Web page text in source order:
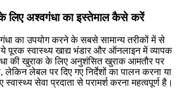
लिए अश्वगंधा का इस्तेमाल कैसे करें
का उपयोग करने के सबसे सामान्य तरीकों में से
पूरक स्वास्थ्य खाद्य भंडार और ऑनलाइन में व्यापक
की खुराक के लिए अनुशंसित खुराक आमतौर पर
लेकिन लेबल पर दिए गए निर्देशों का पालन करना या
स्वास्थ्य सेवा प्रदाता से परामर्श करना महत्वपूर्ण है।